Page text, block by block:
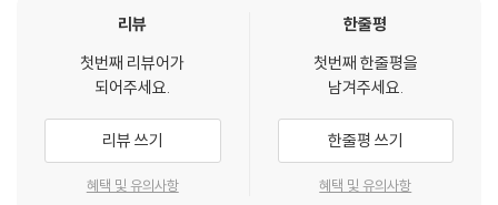
리뷰
첫번째 리뷰어가
되어주세요.
리뷰 쓰기
혜택 및 유의사항
한줄평
첫번째 한줄평을
남겨주세요.
한줄평 쓰기
혜택 및 유의사항